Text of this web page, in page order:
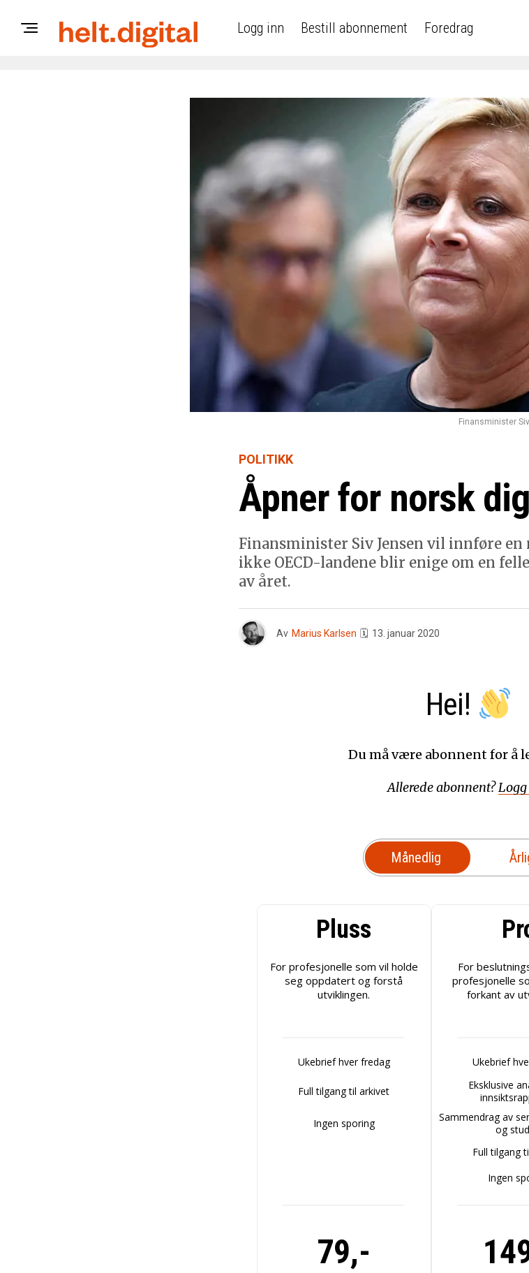
Logg inn Bestill abonnement Foredrag
Finansminister
POLITIKK
Åpner for norsk
Finansminister Siv Jensen vil innføre
ikke OECD-landene blir enige om en
av året.
Av Marius Karlsen 🗓 13. januar 2020
Hei!
Du må være abonnent for å
Allerede abonnent?
Månedlig
Pluss
For profesjonelle som vil holde
seg oppdatert og forstå
utviklingen.
Ukebrief hver fredag
Full tilgang til arkivet
Ingen sporing
79,-
For
profesjonelle
forkant av
Ukebrief
Eksklusive
Sammendrag av
og
Full tilgang
Ingen